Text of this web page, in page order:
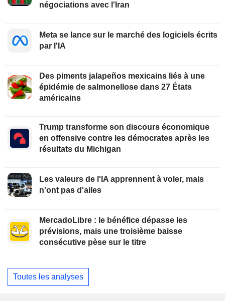
négociations avec l'Iran
Meta se lance sur le marché des logiciels écrits
par l'IA
Des piments jalapeños mexicains liés à une
épidémie de salmonellose dans 27 États
américains
Trump transforme son discours économique
en offensive contre les démocrates après les
résultats du Michigan
Les valeurs de l'IA apprennent à voler, mais
n'ont pas d'ailes
MercadoLibre : le bénéfice dépasse les
prévisions, mais une troisième baisse
consécutive pèse sur le titre
Toutes les analyses